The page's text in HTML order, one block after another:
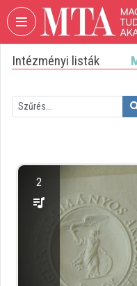
Fejléc kihagyása Menü kihagyása
VIDEOTORIUM
MAGYAR
TUDOMÁNYOS
Bejelentkezés
Intézményi felfedezés
Intézményi listák
Intézményi listák
2